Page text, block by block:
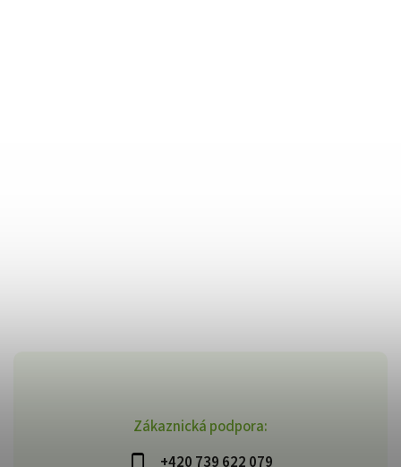
Zákaznická podpora:
+420 739 622 079